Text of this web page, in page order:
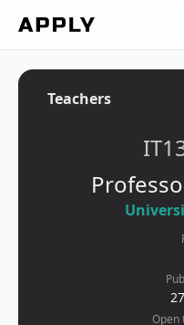
Teachers
Open